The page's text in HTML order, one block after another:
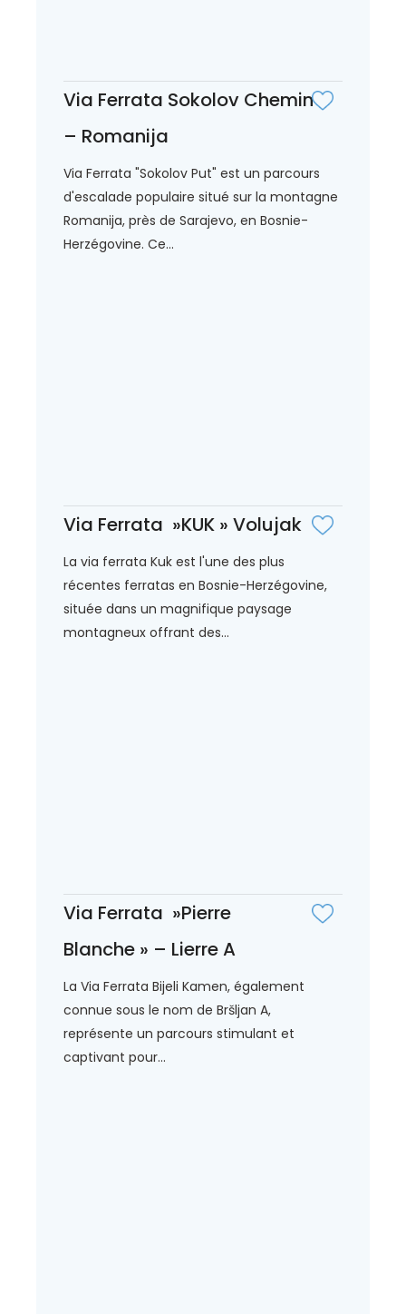
Via Ferrata Sokolov Chemin
– Romanija
Via Ferrata "Sokolov Put" est un parcours
d'escalade populaire situé sur la montagne
Romanija, près de Sarajevo, en Bosnie-
Herzégovine. Ce...
Via Ferrata »KUK » Volujak
La via ferrata Kuk est l'une des plus
récentes ferratas en Bosnie-Herzégovine,
située dans un magnifique paysage
montagneux offrant des...
Via Ferrata »Pierre
Blanche » – Lierre A
La Via Ferrata Bijeli Kamen, également
connue sous le nom de Bršljan A,
représente un parcours stimulant et
captivant pour...